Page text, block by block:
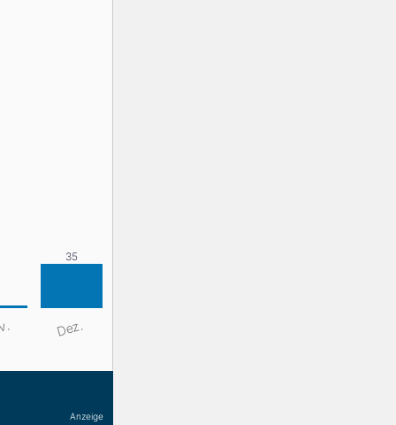
Dez.
Anzeige